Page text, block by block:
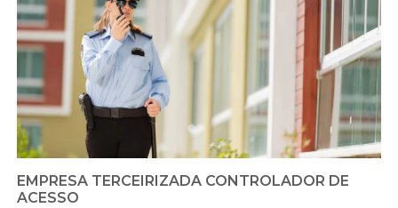
EMPRESA TERCEIRIZADA CONTROLADOR DE
ACESSO